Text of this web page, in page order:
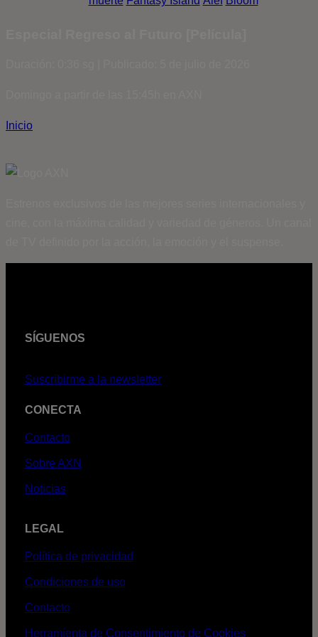
Inicio
SÍGUENOS
Suscribirme a la newsletter
CONECTA
Contacto
Sobre AXN
Noticias
LEGAL
Política de privacidad
Condiciones de uso
Contacto
Herramienta de Consentimiento de Cookies